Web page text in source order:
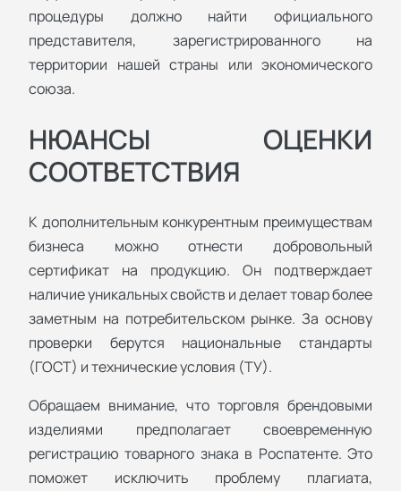
процедуры должно найти официального
представителя, зарегистрированного на
территории нашей страны или экономического
союза.
НЮАНСЫ ОЦЕНКИ
СООТВЕТСТВИЯ
К дополнительным конкурентным преимуществам
бизнеса можно отнести добровольный
сертификат на продукцию. Он подтверждает
наличие уникальных свойств и делает товар более
заметным на потребительском рынке. За основу
проверки берутся национальные стандарты
(ГОСТ) и технические условия (ТУ).
Обращаем внимание, что торговля брендовыми
изделиями предполагает своевременную
регистрацию товарного знака в Роспатенте. Это
поможет исключить проблему плагиата,